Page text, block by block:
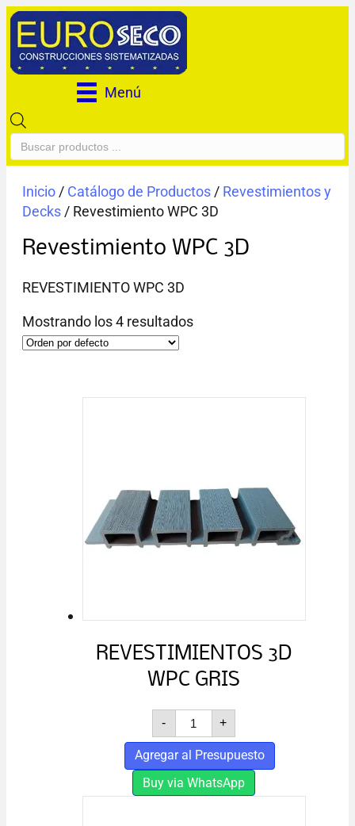
Menú
de
productos
Inicio / Catálogo de Productos / Revestimientos y
Decks / Revestimiento WPC 3D
Revestimiento WPC 3D
REVESTIMIENTO WPC 3D
Mostrando los 4 resultados
REVESTIMIENTOS 3D
WPC GRIS
-
REVESTIMIENTOS
3D
WPC
GRIS
cantidad
+
Agregar al Presupuesto
Buy via WhatsApp